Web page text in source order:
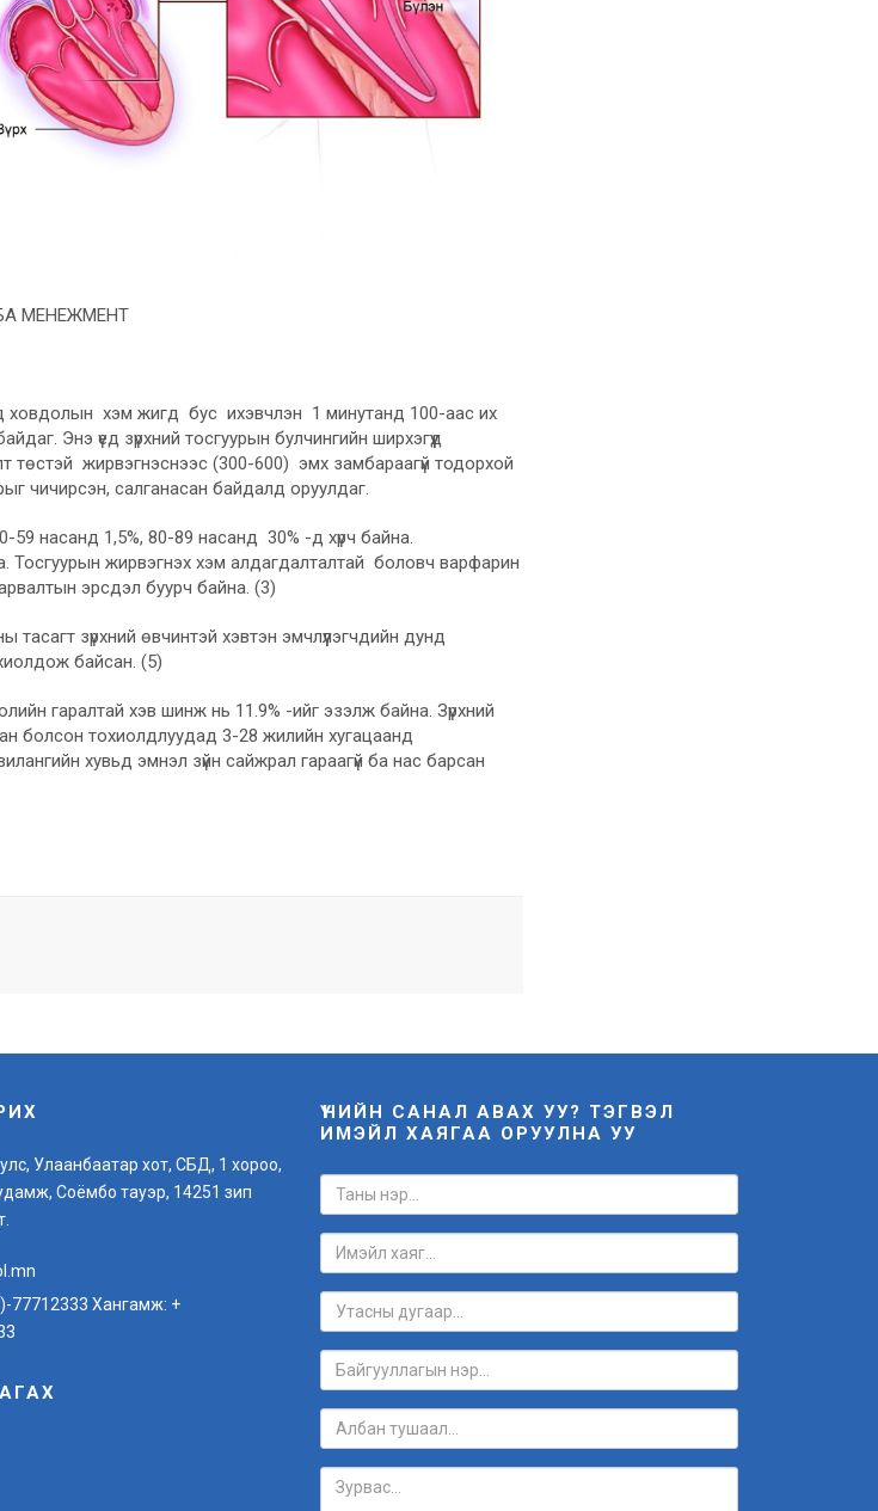
МЕНЕЖМЕНТ
хэм жигд бус ихэвчлэн 1 минутанд 100-аас их
Энэ үед зүрхний тосгуурын булчингийн ширхэгүүд
төстэй жирвэгнэснээс (300-600) эмх замбараагүй тодорхой
чичирсэн, салганасан байдалд оруулдаг.
насанд 1,5%, 80-89 насанд 30% -д хүрч байна.
Тосгуурын жирвэгнэх хэм алдагдалталтай боловч варфарин
эрсдэл буурч байна. (3)
зүрхний өвчинтэй хэвтэн эмчлүүлэгчдийн дунд
байсан. (5)
гаралтай хэв шинж нь 11.9% -ийг эзэлж байна. Зүрхний
болсон тохиолдлуудад 3-28 жилийн хугацаанд
хувьд эмнэл зүйн сайжрал гараагүй ба нас барсан
Улаанбаатар хот, СБД, 1 хороо,
Соёмбо тауэр, 14251 зип
77712333 Хангамж: +
ҮНИЙН САНАЛ АВАХ УУ? ТЭГВЭЛ
ИМЭЙЛ ХАЯГАА ОРУУЛНА УУ